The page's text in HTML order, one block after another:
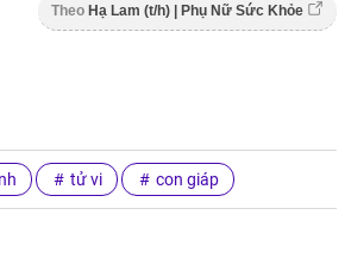
Theo Hạ Lam (t/h) | Phụ Nữ Sức Khỏe
tử vi con giáp